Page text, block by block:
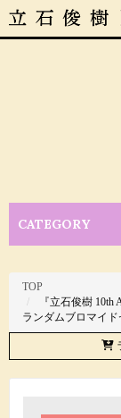
CATEGORY
TOP
『立石俊樹 10th
ランダムブロマイド